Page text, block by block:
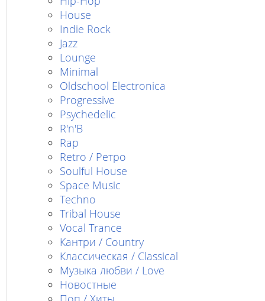
House
Indie Rock
Jazz
Lounge
Minimal
Oldschool Electronica
Progressive
Psychedelic
R'n'B
Rap
Retro / Ретро
Soulful House
Space Music
Techno
Tribal House
Vocal Trance
Кантри / Country
Классическая / Classical
Музыка любви / Love
Новостные